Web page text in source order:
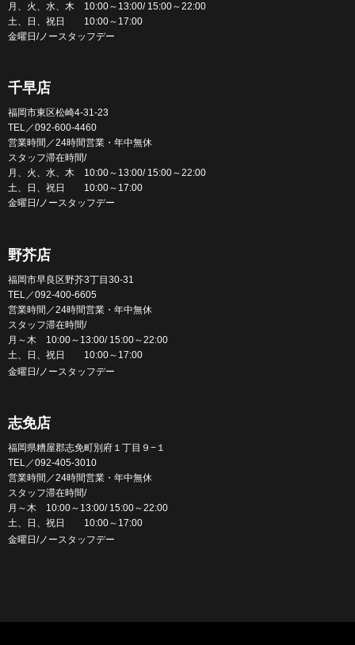
月、火、水、木 10:00～13:00/ 15:00～22:00
土、日、祝日 10:00～17:00
金曜日/ノースタッフデー
千早店
福岡市東区松崎4-31-23
TEL／092-600-4460
営業時間／24時間営業・年中無休
スタッフ滞在時間/
月、火、水、木 10:00～13:00/ 15:00～22:00
土、日、祝日 10:00～17:00
金曜日/ノースタッフデー
野芥店
福岡市早良区野芥3丁目30-31
TEL／092-400-6605
営業時間／24時間営業・年中無休
スタッフ滞在時間/
月～木 10:00～13:00/ 15:00～22:00
土、日、祝日 10:00～17:00
金曜日/ノースタッフデー
志免店
福岡県糟屋郡志免町別府１丁目９−１
TEL／092-405-3010
営業時間／24時間営業・年中無休
スタッフ滞在時間/
月～木 10:00～13:00/ 15:00～22:00
土、日、祝日 10:00～17:00
金曜日/ノースタッフデー